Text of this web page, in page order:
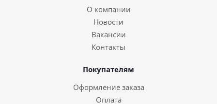
О компании
Новости
Вакансии
Контакты
Покупателям
Оформление заказа
Оплата